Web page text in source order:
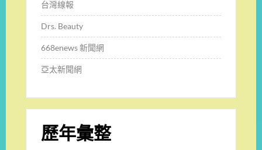
台灣線報
Drs. Beauty
668enews 新聞網
亞太新聞網
歷年彙整